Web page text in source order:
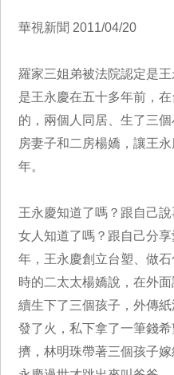
華視新聞 2011/04/20
羅家三姐弟被法院認定是
是王永慶在五十多年前，
的，兩個人同居、生了三
房妻子和二房楊嬌，讓王
年。
王永慶知道了嗎？跟自己
女人知道了嗎？跟自己分
年，王永慶創立台塑、做
時的二太太楊嬌說，在外
續生下了三個孩子，外傳
發了火，私下拿了一筆錢
擠，林明珠帶著三個孩子